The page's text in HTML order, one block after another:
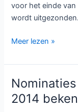
voor het einde
wordt uitgezonden.
Toast
London
krijgt
derde
seizoen
Meer lezen »
2014